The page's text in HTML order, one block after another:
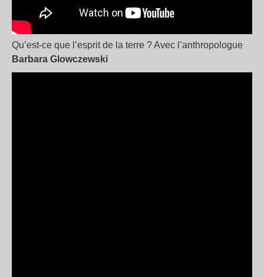
Qu’est-ce que l’esprit de la terre ? Avec l’anthropologue
Barbara Glowczewski